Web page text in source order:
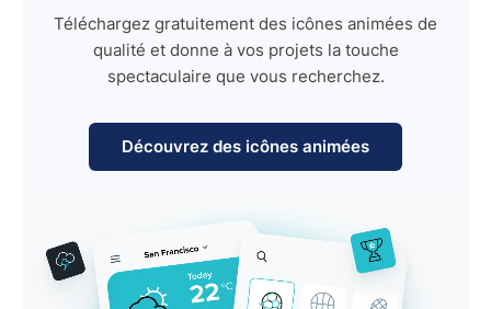
Téléchargez gratuitement des icônes animées de
qualité et donne à vos projets la touche
spectaculaire que vous recherchez.
Découvrez des icônes animées